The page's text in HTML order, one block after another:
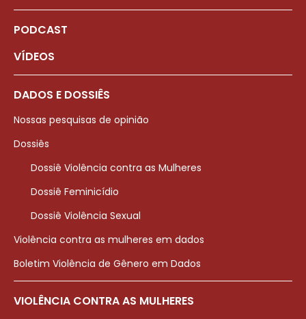
PODCAST
VÍDEOS
DADOS E DOSSIÊS
Nossas pesquisas de opinião
Dossiês
Dossiê Violência contra as Mulheres
Dossiê Feminicídio
Dossiê Violência Sexual
Violência contra as mulheres em dados
Boletim Violência de Gênero em Dados
VIOLÊNCIA CONTRA AS MULHERES